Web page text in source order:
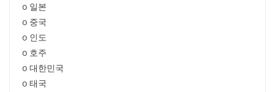
o 일본
o 중국
o 인도
o 호주
o 대한민국
o 태국